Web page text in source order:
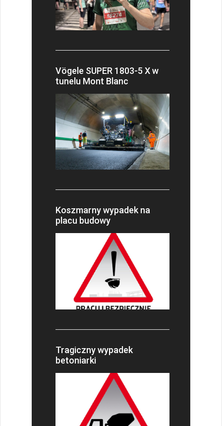
Vögele SUPER 1803-5 X w
tunelu Mont Blanc
Koszmarny wypadek na
placu budowy
Tragiczny wypadek
betoniarki